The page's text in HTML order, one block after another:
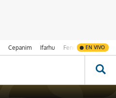
Cepanim Ifarhu Fenómeno de El
EN VIVO